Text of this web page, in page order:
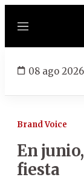
Menú
08 ago 2026
Brand Voice
En
fiesta